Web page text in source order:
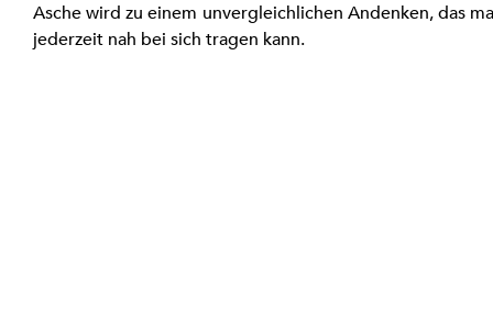
Asche wird zu einem unvergleichlichen Andenken, das
jederzeit nah bei sich tragen kann.